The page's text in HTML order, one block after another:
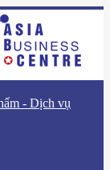
- Dịch vụ